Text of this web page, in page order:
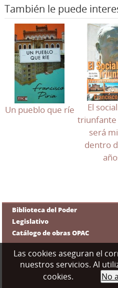
También le puede
Un pueblo que ríe
El
triunfante
será
dentro
Biblioteca del Poder
Legislativo
Catálogo de obras OPAC
Las cookies aseguran el
nuestros servicios. Al
cookies.
No